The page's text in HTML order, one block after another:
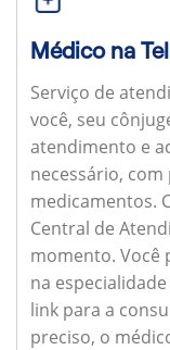
Médico na
Serviço de
você, seu
atendimento e
necessário,
medicamentos.
Central de
momento. Você
na
link para a
preciso, o